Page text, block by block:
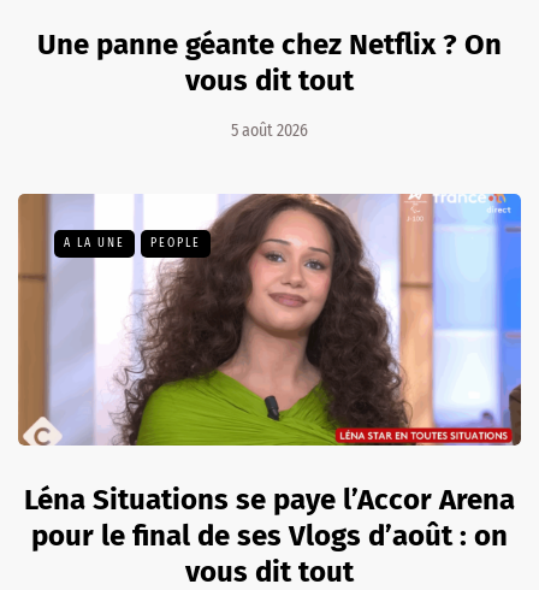
Une panne géante chez Netflix ? On
vous dit tout
5 août 2026
A LA UNE PEOPLE
Léna Situations se paye l’Accor Arena
pour le final de ses Vlogs d’août : on
vous dit tout